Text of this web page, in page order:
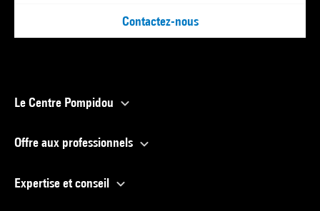
Contactez-nous
Le Centre Pompidou
Offre aux professionnels
Expertise et conseil